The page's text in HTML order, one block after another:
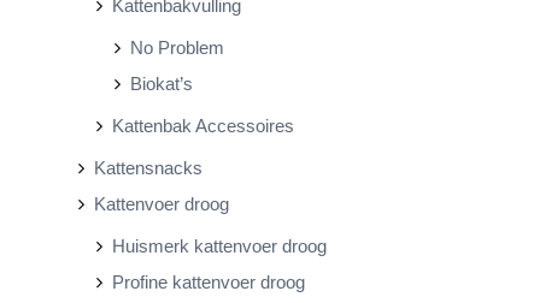
Kattenbakvulling
No Problem
Biokat’s
Kattenbak Accessoires
Kattensnacks
Kattenvoer droog
Huismerk kattenvoer droog
Profine kattenvoer droog